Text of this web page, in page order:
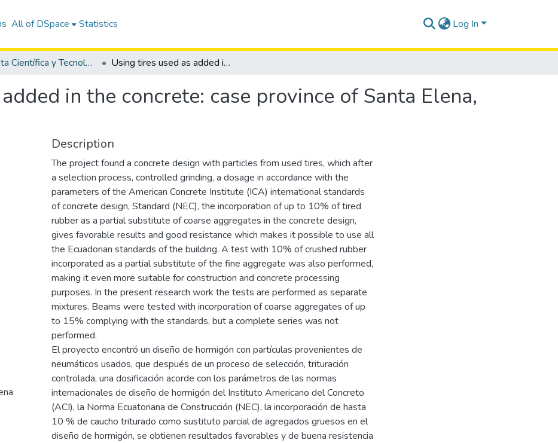
All of DSpace Statistics Log In
Revista Científica y Tecnológica UPSE - CTU / OAI-PMH Using tires used as added in the concrete: case province of Santa Elena, Ecuador
in the concrete: case province of Santa Elena,
Description
The project found a concrete design with particles from used tires, which after
a selection process, controlled grinding, a dosage in accordance with the
parameters of the American Concrete Institute (ICA) international standards
of concrete design, Standard (NEC), the incorporation of up to 10% of tired
rubber as a partial substitute of coarse aggregates in the concrete design,
gives favorable results and good resistance which makes it possible to use all
the Ecuadorian standards of the building. A test with 10% of crushed rubber
incorporated as a partial substitute of the fine aggregate was also performed,
making it even more suitable for construction and concrete processing
purposes. In the present research work the tests are performed as separate
mixtures. Beams were tested with incorporation of coarse aggregates of up
to 15% complying with the standards, but a complete series was not
performed.
El proyecto encontró un diseño de hormigón con partículas provenientes de
neumáticos usados, que después de un proceso de selección, trituración
controlada, una dosificación acorde con los parámetros de las normas
internacionales de diseño de hormigón del Instituto Americano del Concreto
(ACI), la Norma Ecuatoriana de Construcción (NEC), la incorporación de hasta
10 % de caucho triturado como sustituto parcial de agregados gruesos en el
diseño de hormigón, se obtienen resultados favorables y de buena resistencia